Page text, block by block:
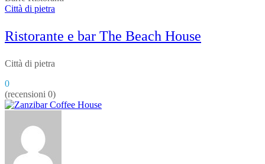
Città di pietra
Ristorante e bar The Beach House
Città di pietra
0
(recensioni 0)